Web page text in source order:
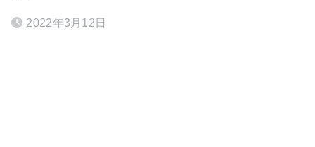
2022年3月12日